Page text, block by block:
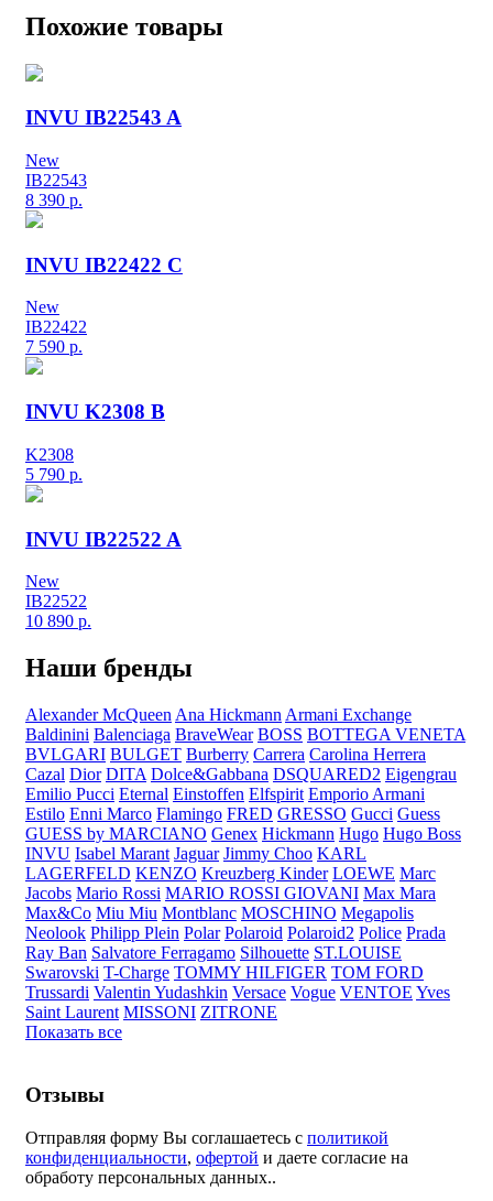
Похожие товары
INVU IB22543 A
New
IB22543
8 390 р.
INVU IB22422 C
New
IB22422
7 590 р.
INVU K2308 B
K2308
5 790 р.
INVU IB22522 A
New
IB22522
10 890 р.
Наши бренды
Alexander McQueen Ana Hickmann Armani Exchange
Baldinini Balenciaga BraveWear BOSS BOTTEGA VENETA
BVLGARI BULGET Burberry Carrera Carolina Herrera
Cazal Dior DITA Dolce&Gabbana DSQUARED2 Eigengrau
Emilio Pucci Eternal Einstoffen Elfspirit Emporio Armani
Estilo Enni Marco Flamingo FRED GRESSO Gucci Guess
GUESS by MARCIANO Genex Hickmann Hugo Hugo Boss
INVU Isabel Marant Jaguar Jimmy Choo KARL
LAGERFELD KENZO Kreuzberg Kinder LOEWE Marc
Jacobs Mario Rossi MARIO ROSSI GIOVANI Max Mara
Max&Co Miu Miu Montblanc MOSCHINO Megapolis
Neolook Philipp Plein Polar Polaroid Polaroid2 Police Prada
Ray Ban Salvatore Ferragamo Silhouette ST.LOUISE
Swarovski T-Charge TOMMY HILFIGER TOM FORD
Trussardi Valentin Yudashkin Versace Vogue VENTOE Yves
Saint Laurent MISSONI ZITRONE
Показать все
Отзывы
Отправляя форму Вы соглашаетесь с политикой
конфиденциальности, офертой и даете согласие на
обработу персональных данных..